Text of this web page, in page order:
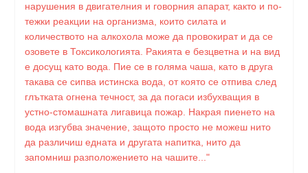
нарушения в двигателния и говорния апарат, както и по-
тежки реакции на организма, които силата и
количеството на алкохола може да провокират и да се
озовете в Токсикологията. Ракията е безцветна и на вид
е досущ като вода. Пие се в голяма чаша, като в друга
такава се сипва истинска вода, от която се отпива след
глътката огнена течност, за да погаси избухващия в
устно-стомашната лигавица пожар. Накрая пиенето на
вода изгубва значение, защото просто не можеш нито
да различиш едната и другата напитка, нито да
запомниш разположението на чашите..."